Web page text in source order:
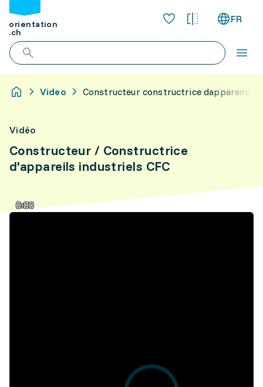
orientation
.ch
FR
Video Constructeur constructrice dappareils
Vidéo
Constructeur / Constructrice
d'appareils industriels CFC
0:00